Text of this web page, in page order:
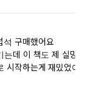
행보는 증오와
자 하는 ‘진정한
원의 의미를 묻는
독자를 단숨에
석 구매했어요
데 이 책도 제 실망
작하는게 재밌었어